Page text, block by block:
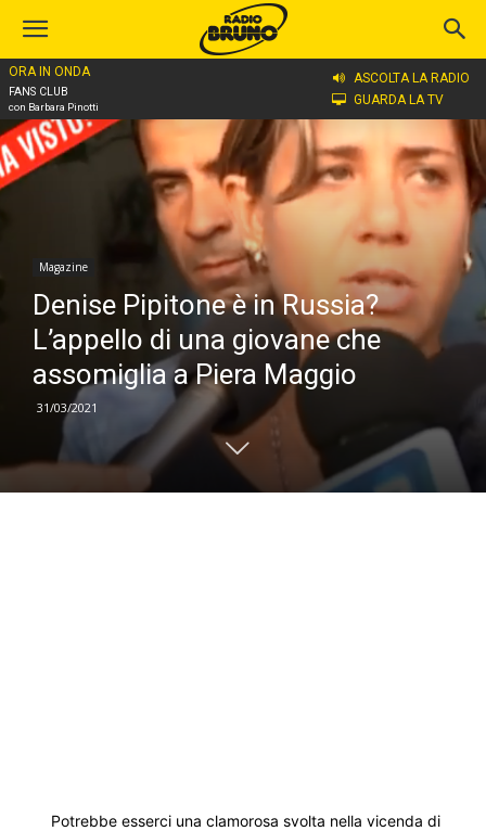
ORA IN ONDA
FANS CLUB
con Barbara Pinotti
ASCOLTA LA RADIO
GUARDA LA TV
Home
Magazine
Denise Pipitone è in Russia?
L’appello di una giovane che
assomiglia a Piera Maggio
31/03/2021
Potrebbe esserci una clamorosa svolta nella vicenda di